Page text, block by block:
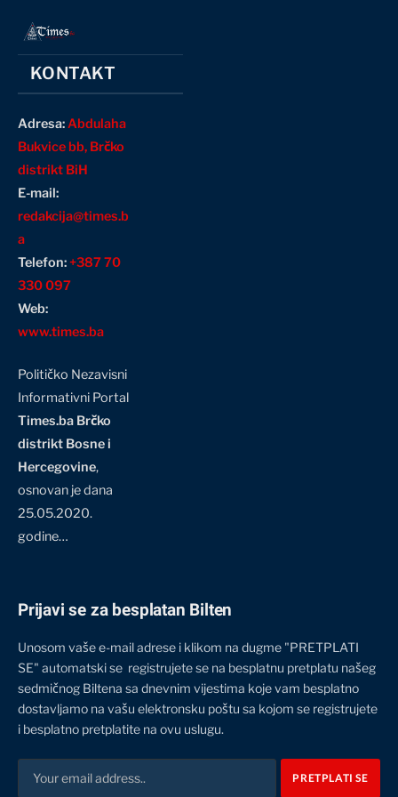
KONTAKT
Adresa: Abdulaha
Bukvice bb, Brčko
distrikt BiH
E-mail:
redakcija@times.b
a
Telefon:+387 70
330 097
Web:
www.times.ba
Političko Nezavisni
Informativni Portal
Times.ba Brčko
distrikt Bosne i
Hercegovine,
osnovan je dana
25.05.2020.
godine…
Prijavi se za besplatan Bilten
Unosom vaše e-mail adrese i klikom na dugme "PRETPLATI
SE" automatski se registrujete se na besplatnu pretplatu našeg
sedmičnog Biltena sa dnevnim vijestima koje vam besplatno
dostavljamo na vašu elektronsku poštu sa kojom se registrujete
i besplatno pretplatite na ovu uslugu.